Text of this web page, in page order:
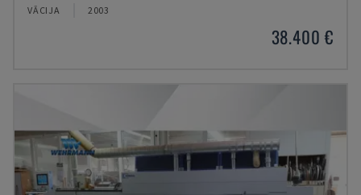
VĀCIJA 2003
38.400 €